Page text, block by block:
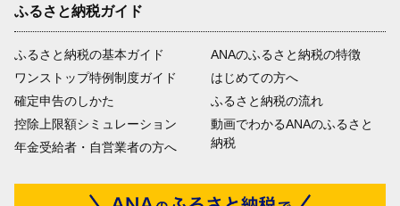
ふるさと納税ガイド
ふるさと納税の基本ガイド
ワンストップ特例制度ガイド
確定申告のしかた
控除上限額シミュレーション
年金受給者・自営業者の方へ
ANAのふるさと納税の特徴
はじめての方へ
ふるさと納税の流れ
動画でわかるANAのふるさと
納税